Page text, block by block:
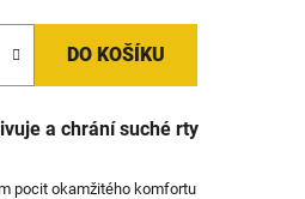
DO KOŠÍKU
a chrání suché rty
pocit okamžitého komfortu